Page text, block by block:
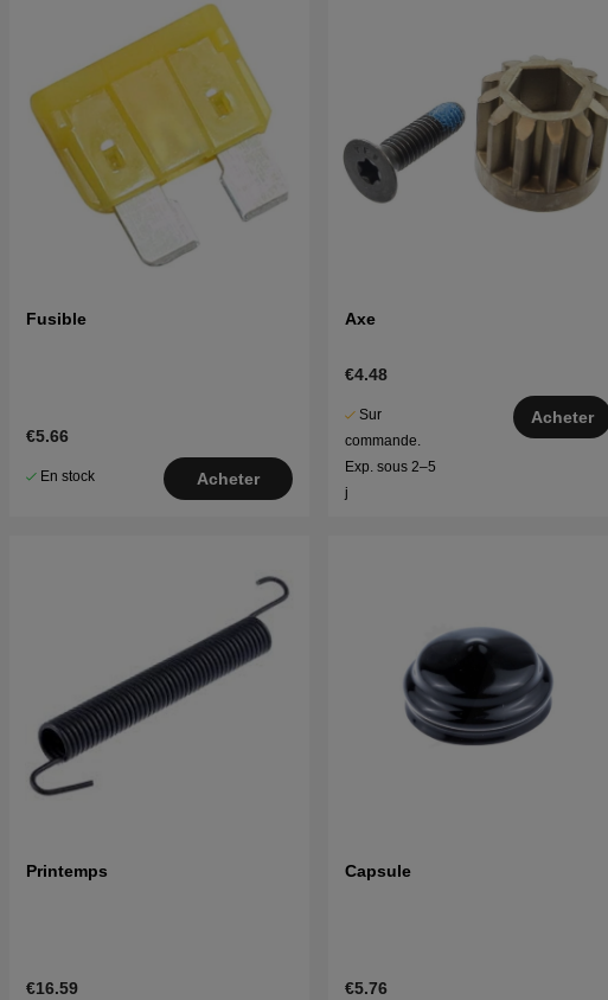
Fusible
€5.66
En stock Acheter
Axe
€4.48
Sur
commande.
Exp. sous 2–5
j
Acheter
Printemps
€16.59
Capsule
€5.76